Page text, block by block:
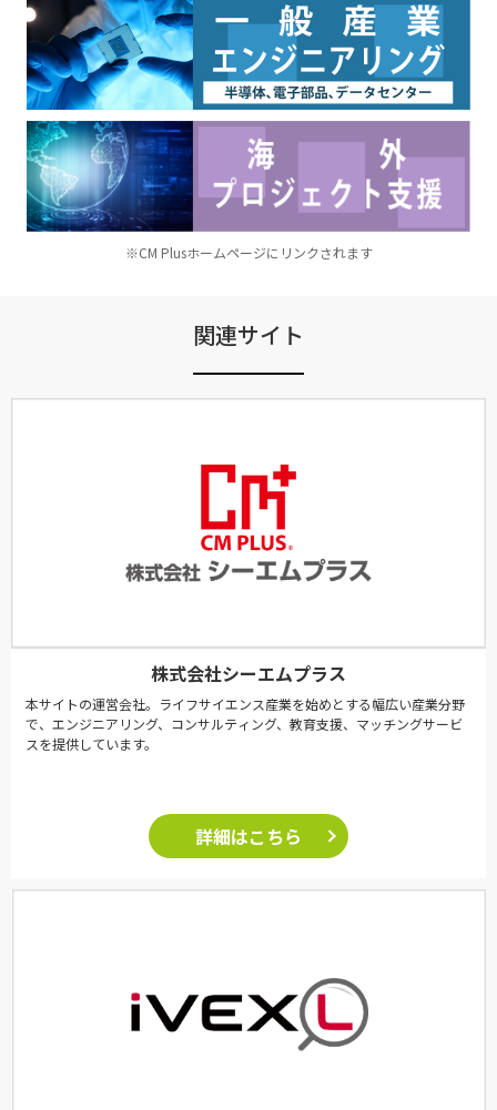
※CM Plusホームページにリンクされます
関連サイト
株式会社シーエムプラス
本サイトの運営会社。ライフサイエンス産業を始めとする幅広い産業分野
で、エンジニアリング、コンサルティング、教育支援、マッチングサービ
スを提供しています。
詳細はこちら